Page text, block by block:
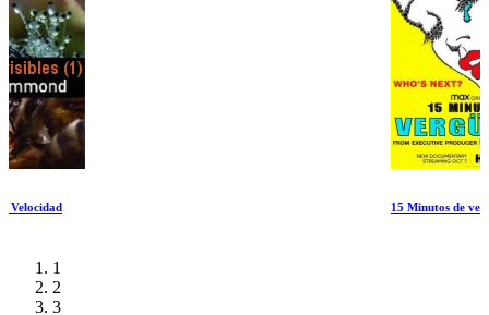
15 Minutos de verguenza
1
2
3